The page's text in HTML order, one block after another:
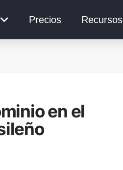
Precios Recursos
en el